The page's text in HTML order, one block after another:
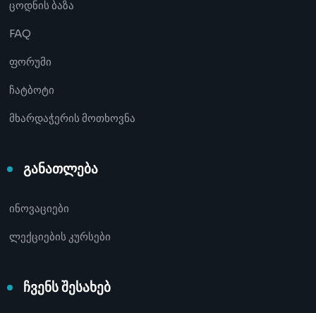
ცოდნის ბაზა
FAQ
ფორუმი
ჩატბოტი
მხარდაჭერის მოთხოვნა
განათლება
ინოვაციები
ლექციების კურსები
ჩვენს შესახებ